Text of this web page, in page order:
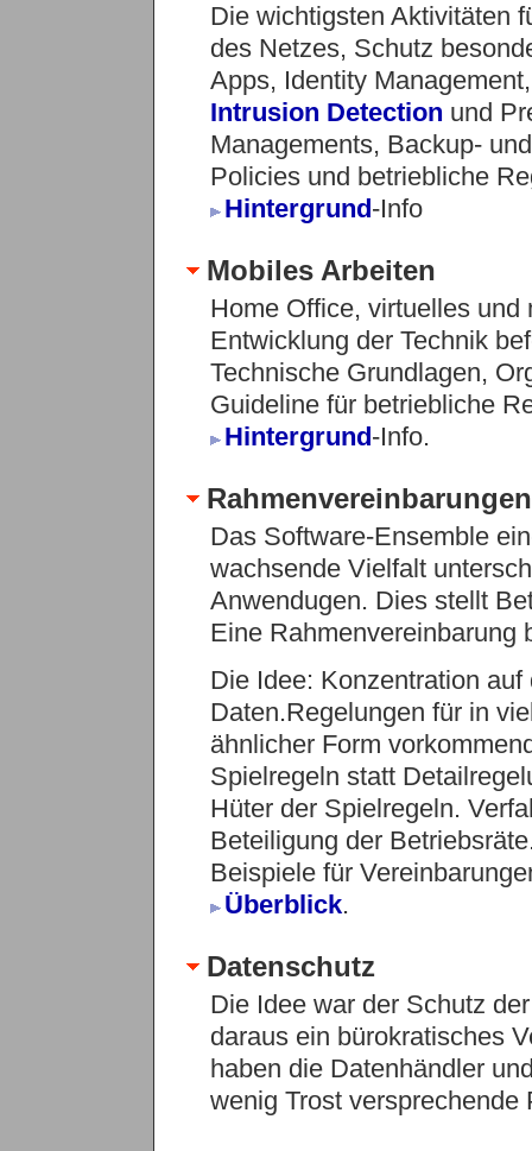
Die wichtigsten Aktivitäten
des Netzes, Schutz
Apps, Identity
Intrusion Detection und
Managements, Backup-
Policies und betriebliche
Hintergrund-Info
Mobiles Arbeiten
Home Office, virtuelles
Entwicklung der Technik
Technische Grundlagen,
Guideline für betriebliche
Hintergrund-Info.
Rahmenvereinbarungen
Das Software-Ensemble
wachsende Vielfalt
Anwendugen. Dies stellt
Eine Rahmenvereinbarung
Die Idee: Konzentration
Daten.Regelungen für in
ähnlicher Form
Spielregeln statt
Hüter der Spielregeln.
Beteiligung der
Beispiele für
Überblick.
Datenschutz
Die Idee war der Schutz
daraus ein bürokratisches
haben die Datenhändler
wenig Trost versprechende